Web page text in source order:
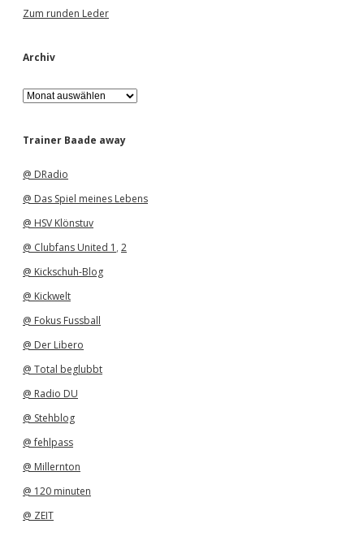
Zum runden Leder
Archiv
A
r
h
Trainer Baade away
@ DRadio
@ Das Spiel meines Lebens
@ HSV Klönstuv
@ Clubfans United 1 , 2
@ Kickschuh-Blog
@ Kickwelt
@ Fokus Fussball
@ Der Libero
@ Total beglubbt
@ Radio DU
@ Stehblog
@ fehlpass
@ Millernton
@ 120 minuten
@ ZEIT